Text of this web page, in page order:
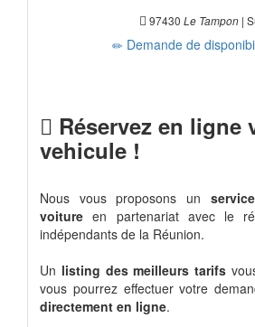
97430 Le Tampon|
Demande de
Réservez en ligne
vehicule !
Nous vous proposons un
voiture en partenariat avec le
indépendants de la Réunion.
Un listing des meilleurs tarifs
vous pourrez effectuer votre
directement en ligne.